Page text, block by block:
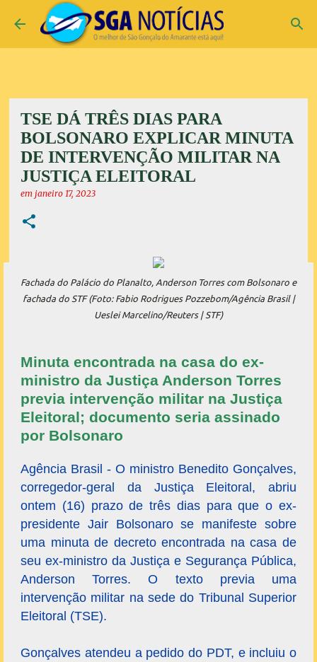
Pular para o conteúdo principal
TSE DÁ TRÊS DIAS PARA
BOLSONARO EXPLICAR MINUTA
DE INTERVENÇÃO MILITAR NA
JUSTIÇA ELEITORAL
em janeiro 17, 2023
Fachada do Palácio do Planalto, Anderson Torres com Bolsonaro e
fachada do STF (Foto: Fabio Rodrigues Pozzebom/Agência Brasil |
Ueslei Marcelino/Reuters | STF)
Minuta encontrada na casa do ex-
ministro da Justiça Anderson Torres
previa intervenção militar na Justiça
Eleitoral; documento seria assinado
por Bolsonaro
Agência Brasil - O ministro Benedito Gonçalves,
corregedor-geral da Justiça Eleitoral, abriu
ontem (16) prazo de três dias para que o ex-
presidente Jair Bolsonaro se manifeste sobre
uma minuta de decreto encontrada na casa de
seu ex-ministro da Justiça e Segurança Pública,
Anderson Torres. O texto previa uma
intervenção militar na sede do Tribunal Superior
Eleitoral (TSE).
Gonçalves atendeu a pedido do PDT, e incluiu o